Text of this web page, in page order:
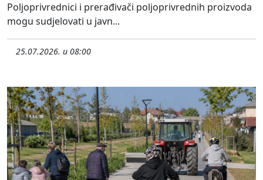
Poljoprivrednici i prerađivači poljoprivrednih proizvoda
mogu sudjelovati u javn...
25.07.2026. u 08:00